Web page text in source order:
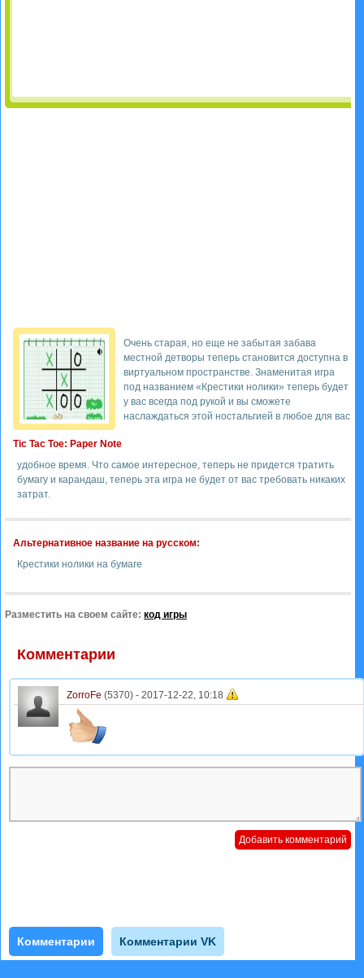
Tic Tac Toe: Paper Note
Очень старая, но еще не забытая забава
местной детворы теперь становится доступна в
виртуальном пространстве. Знаменитая игра
под названием «Крестики нолики» теперь будет
у вас всегда под рукой и вы сможете
наслаждаться этой ностальгией в любое для вас
удобное время. Что самое интересное, теперь не придется тратить
бумагу и карандаш, теперь эта игра не будет от вас требовать никаких
затрат.
Альтернативное название на русском:
Крестики нолики на бумаге
Разместить на своем сайте: код игры
Комментарии
ZorroFe (5370) - 2017-12-22, 10:18
Комментарии Комментарии VK